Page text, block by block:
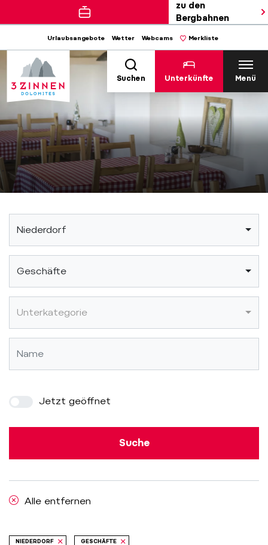
zu den
Bergbahnen
Urlaubsangebote Wetter Webcams Merkliste
Suchen Unterkünfte Menü
Niederdorf
Geschäfte
Unterkategorie
Jetzt geöffnet
Suche
Alle entfernen
NIEDERDORF GESCHÄFTE